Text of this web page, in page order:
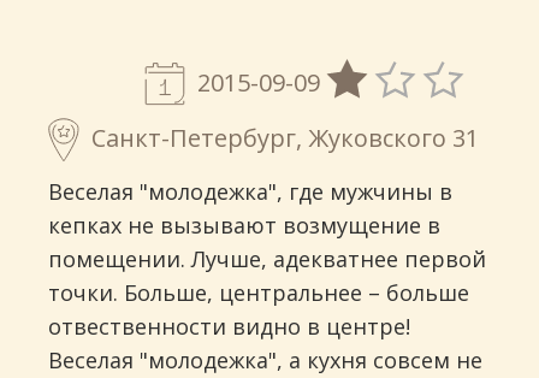
2015-09-09
Санкт-Петербург, Жуковского 31
Веселая "молодежка", где мужчины в
кепках не вызывают возмущение в
помещении. Лучше, адекватнее первой
точки. Больше, центральнее – больше
отвественности видно в центре!
Веселая "молодежка", а кухня совсем не